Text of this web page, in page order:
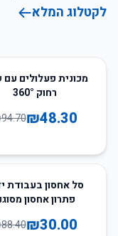
לקטלוג המלא
49
מכונית פעלולים
רחוק 360°
₪48.30
94.70
66
סל אחסון בעבודת
פתרון אחסון
₪30.00
88.40